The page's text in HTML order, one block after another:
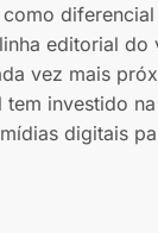
editorial do
vez mais
investido
digitais